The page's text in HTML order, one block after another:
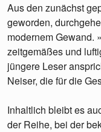
Aus den zunächst
geworden,
modernem Gewand.
zeitgemäßes und
jüngere Leser
Neiser, die für die
Inhaltlich bleibt es
der Reihe, bei der